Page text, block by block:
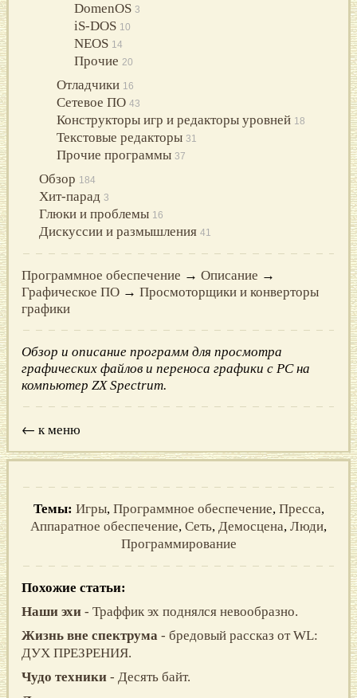
DomenOS 3
iS-DOS 10
NEOS 14
Прочие 20
Отладчики 16
Сетевое ПО 43
Конструкторы игр и редакторы уровней 18
Текстовые редакторы 31
Прочие программы 37
Обзор 184
Хит-парад 3
Глюки и проблемы 16
Дискуссии и размышления 41
Программное обеспечение → Описание →
Графическое ПО → Просмоторщики и конверторы
графики
Обзор и описание программ для просмотра
графических файлов и переноса графики с PC на
компьютер ZX Spectrum.
← к меню
Темы: Игры, Программное обеспечение, Пресса,
Аппаратное обеспечение, Сеть, Демосцена, Люди,
Программирование
Похожие статьи:
Наши эхи - Траффик эх поднялся невообразно.
Жизнь вне спектрума - бредовый рассказ от WL:
ДУХ ПРЕЗРЕHИЯ.
Чудо техники - Десять байт.